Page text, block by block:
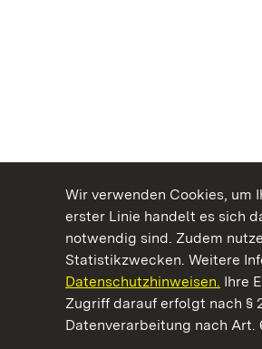
Wir verwenden Cookies, um
erster Linie handelt es sich
notwendig sind. Zudem
Statistikzwecken. Weitere
Datenschutzhinweisen. Ihre
Zugriff darauf erfolgt nach §
Datenverarbeitung nach Art.
Kommen. Staunen.